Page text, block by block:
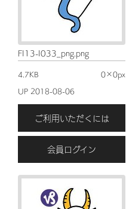
FI13-I033_png.png
4.7KB
0×0px
UP 2018-08-06
ご利用いただくには
会員ログイン